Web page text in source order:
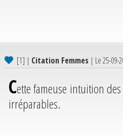
[1] | Citation Femmes | Le 25-09-
Cette fameuse intuition
irréparables.